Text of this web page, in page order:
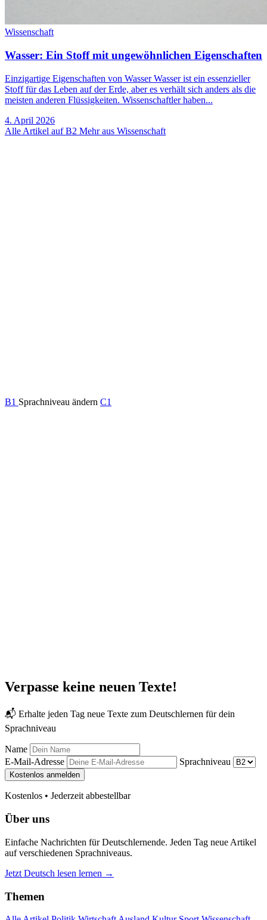
Wissenschaft
Wasser: Ein Stoff mit ungewöhnlichen Eigenschaften
Einzigartige Eigenschaften von Wasser Wasser ist ein essenzieller
Stoff für das Leben auf der Erde, aber es verhält sich anders als die
meisten anderen Flüssigkeiten. Wissenschaftler haben...
4. April 2026
Alle Artikel auf B2 Mehr aus Wissenschaft
B1 Sprachniveau ändern C1
Verpasse keine neuen Texte!
📬 Erhalte jeden Tag neue Texte zum Deutschlernen für dein
Sprachniveau
Name
E-Mail-Adresse
Sprachniveau
Kostenlos anmelden
Kostenlos • Jederzeit abbestellbar
Über uns
Einfache Nachrichten für Deutschlernende. Jeden Tag neue Artikel
auf verschiedenen Sprachniveaus.
Jetzt Deutsch lesen lernen →
Themen